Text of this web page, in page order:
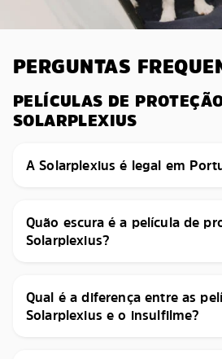
PERGUNTAS
PELÍCULAS DE
SOLARPLEXIUS
A Solarplexius é legal em
Quão escura é a película de
Solarplexius?
Qual é a diferença entre as
Solarplexius e o insulfilme?